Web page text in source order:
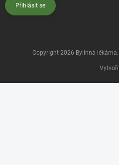
Přihlásit se
Copyright 2026 Bylinná lékárna